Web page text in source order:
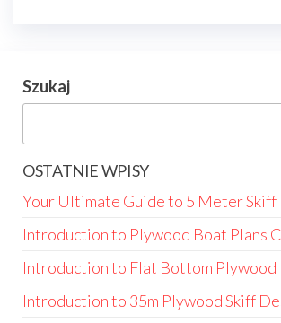
Szukaj
OSTATNIE WPISY
Your Ultimate Guide to 5 Meter Skiff
Introduction to Plywood Boat Plans
Introduction to Flat Bottom Plywood
Introduction to 35m Plywood Skiff